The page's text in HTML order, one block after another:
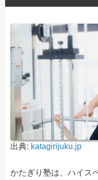
出典: katagirijuku.jp
かたぎり塾は、ハイス